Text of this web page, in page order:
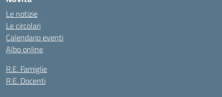
Le notizie
Le circolari
Calendario eventi
Albo online
R.E. Famiglie
R.E. Docenti